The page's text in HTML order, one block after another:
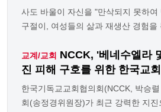
사도 바울이 자신을 "만삭되지 못하
구절이, 여성들의 삶과 재생산 경험을
교계/교회 NCCK, '베네수엘라
진 피해 구호를 위한 한국교
한국기독교교회협의회(NCCK, 박승
회(송정경위원장)가 최근 강력한 지